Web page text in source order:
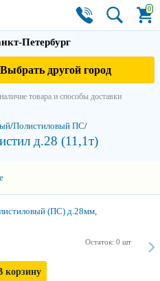
0
Петербург
Выбрать другой город
товара и способы доставки
/Полистиловый ПС/
д.28 (11,1т)
(ПС) д.28мм,
Остаток: 0 шт
корзину